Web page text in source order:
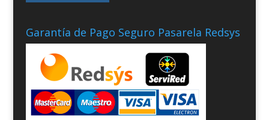
Garantía de Pago Seguro Pasarela Redsys